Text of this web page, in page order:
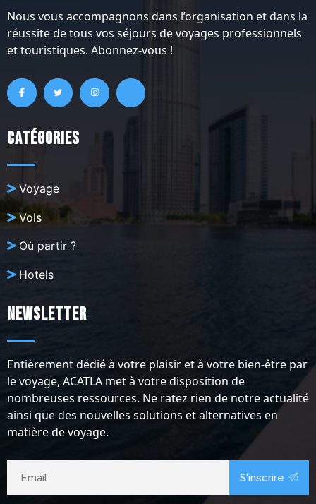
Nous vous accompagnons dans l’organisation et dans la
réussite de tous vos séjours de voyages professionnels
et touristiques. Abonnez-vous !
Catégories
Voyage
Vols
Où partir ?
Hotels
Newsletter
Entièrement dédié à votre plaisir et à votre bien-être par
le voyage, ACATLA met à votre disposition de
nombreuses ressources. Ne ratez rien de notre actualité
ainsi que des nouvelles solutions et alternatives en
matière de voyage.
S'inscrire